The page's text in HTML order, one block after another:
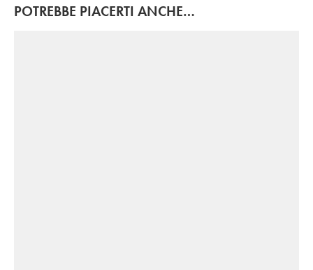
POTREBBE PIACERTI ANCHE…